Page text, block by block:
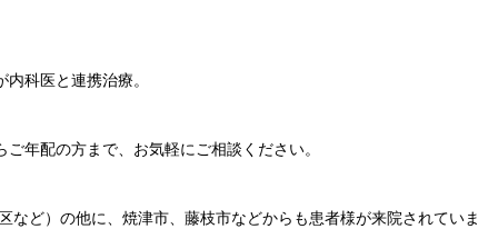
科医と連携治療。
年配の方まで、お気軽にご相談ください。
ど）の他に、焼津市、藤枝市などからも患者様が来院されていま